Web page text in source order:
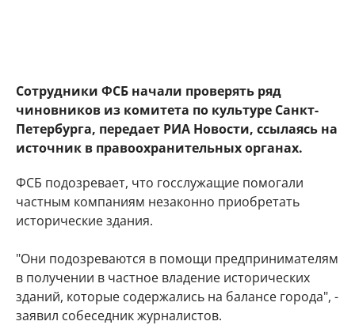
Сотрудники ФСБ начали проверять ряд
чиновников из комитета по культуре Санкт-
Петербурга, передает РИА Новости, ссылаясь на
источник в правоохранительных органах.
ФСБ подозревает, что госслужащие помогали
частным компаниям незаконно приобретать
исторические здания.
"Они подозреваются в помощи предпринимателям
в получении в частное владение исторических
зданий, которые содержались на балансе города", -
заявил собеседник журналистов.